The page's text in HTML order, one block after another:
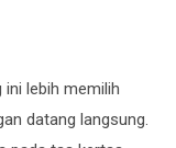
lebih memilih
datang langsung.